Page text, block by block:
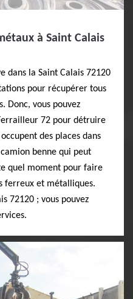
à Saint Calais
dans la Saint Calais 72120
pour récupérer tous
Donc, vous pouvez
72 pour détruire
des places dans
benne qui peut
quel moment pour faire
ferreux et métalliques.
72120 ; vous pouvez